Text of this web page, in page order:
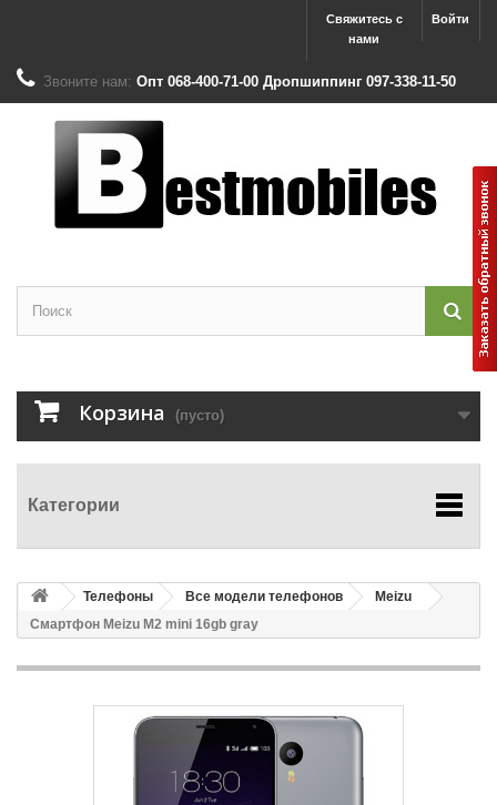
Войти
Свяжитесь с
нами
Звоните нам: Опт 068-400-71-00 Дропшиппинг 097-338-11-50
Корзина (пусто)
Категории
Телефоны Все модели телефонов
Meizu
Смартфон Meizu M2 mini 16gb gray